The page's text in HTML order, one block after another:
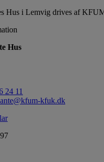
Hus i Lemvig drives af
Hus
24 11
kfuk.dk